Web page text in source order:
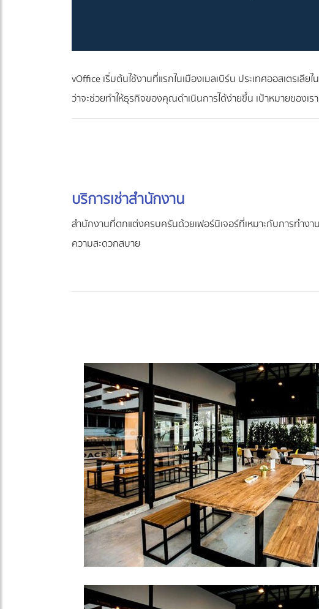
vOffice เริ่มต้นใช้งานที่แรกในเมืองเมลเบิร์น ประเทศออสเตรเลี
ว่าจะช่วยทำให้ธุรกิจของคุณดำเนินการได้ง่ายขึ้น เป้าหมายของ
บริการเช่าสำนักงาน
สำนักงานที่ตกแต่งครบครันด้วยเฟอร์นิเจอร์ที่เหมาะกับการทำง
ความสะดวกสบาย